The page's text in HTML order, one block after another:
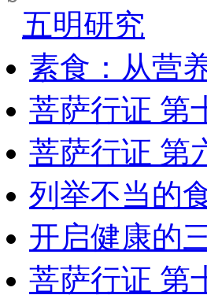
五明研究
素食：从营
菩萨行证 第
菩萨行证 第
列举不当的
开启健康的
菩萨行证 第